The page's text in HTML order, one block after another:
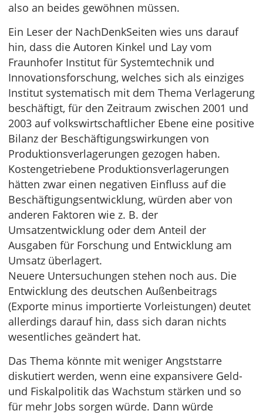
also an beides gewöhnen müssen.
Ein Leser der NachDenkSeiten wies uns darauf
hin, dass die Autoren Kinkel und Lay vom
Fraunhofer Institut für Systemtechnik und
Innovationsforschung, welches sich als einziges
Institut systematisch mit dem Thema Verlagerung
beschäftigt, für den Zeitraum zwischen 2001 und
2003 auf volkswirtschaftlicher Ebene eine positive
Bilanz der Beschäftigungswirkungen von
Produktionsverlagerungen gezogen haben.
Kostengetriebene Produktionsverlagerungen
hätten zwar einen negativen Einfluss auf die
Beschäftigungsentwicklung, würden aber von
anderen Faktoren wie z. B. der
Umsatzentwicklung oder dem Anteil der
Ausgaben für Forschung und Entwicklung am
Umsatz überlagert.
Neuere Untersuchungen stehen noch aus. Die
Entwicklung des deutschen Außenbeitrags
(Exporte minus importierte Vorleistungen) deutet
allerdings darauf hin, dass sich daran nichts
wesentliches geändert hat.
Das Thema könnte mit weniger Angststarre
diskutiert werden, wenn eine expansivere Geld-
und Fiskalpolitik das Wachstum stärken und so
für mehr Jobs sorgen würde. Dann würde